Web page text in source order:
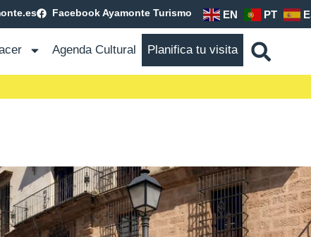
Facebook Ayamonte Turismo EN PT
Agenda Cultural Planifica tu visita